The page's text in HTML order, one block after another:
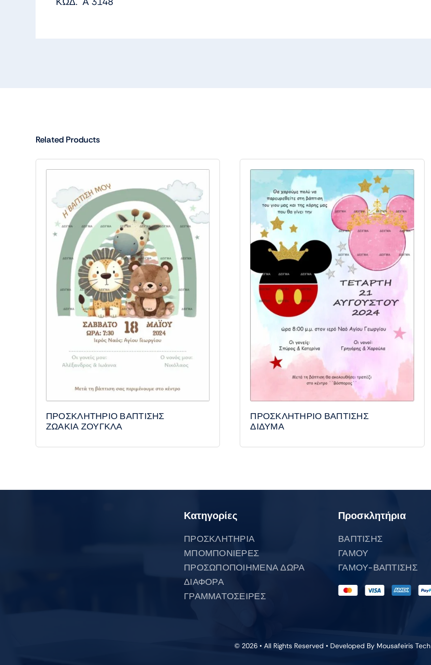
Related Products
ΠΡΟΣΚΛΗΤΗΡΙΟ ΒΑΠΤΙΣΗΣ
ΖΩΑΚΙΑ ΖΟΥΓΚΛΑ
ΠΡΟΣΚΛΗΤΗΡΙΟ ΒΑΠΤΙΣΗΣ
ΔΙΔΥΜΑ
Κατηγορίες
ΠΡΟΣΚΛΗΤΗΡΙΑ
ΜΠΟΜΠΟΝΙΕΡΕΣ
ΠΡΟΣΩΠΟΠΟΙΗΜΕΝΑ ΔΩΡΑ
ΔΙΑΦΟΡΑ
ΓΡΑΜΜΑΤΟΣΕΙΡΕΣ
Προσκλητήρια
ΒΑΠΤΙΣΗΣ
ΓΑΜΟΥ
ΓΑΜΟΥ-ΒΑΠΤΙΣΗΣ
© 2026 • All Rights Reserved • Developed By Mousafeiris Tech